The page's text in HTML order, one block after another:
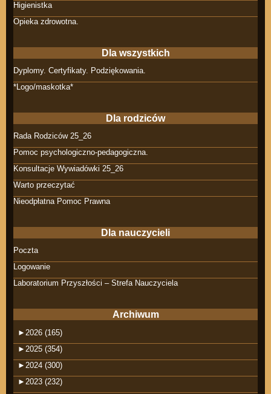
Higienistka
Opieka zdrowotna.
Dla wszystkich
Dyplomy. Certyfikaty. Podziękowania.
*Logo/maskotka*
Dla rodziców
Rada Rodziców 25_26
Pomoc psychologiczno-pedagogiczna.
Konsultacje Wywiadówki 25_26
Warto przeczytać
Nieodpłatna Pomoc Prawna
Dla nauczycieli
Poczta
Logowanie
Laboratorium Przyszłości – Strefa Nauczyciela
Archiwum
► 2026 (165)
► 2025 (354)
► 2024 (300)
► 2023 (232)